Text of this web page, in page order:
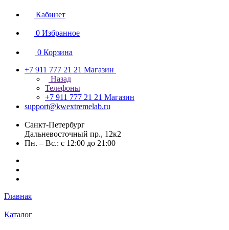
Кабинет
0 Избранное
0 Корзина
+7 911 777 21 21 Магазин
Назад
Телефоны
+7 911 777 21 21 Магазин
support@kwextremelab.ru
Санкт-Петербург
Дальневосточный пр., 12к2
Пн. – Вс.: с 12:00 до 21:00
Главная
Каталог